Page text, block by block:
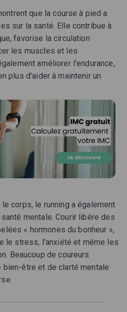
que la course à pied a
sur la santé. Elle contribue à
favorise la circulation
les muscles et les
améliorer l'endurance,
plus d'aider à maintenir un
corps, le running a également
mentale. Courir libère des
« hormones du bonheur »,
le stress, l'anxiété et même les
Beaucoup de coureurs
bien-être et de clarté mentale